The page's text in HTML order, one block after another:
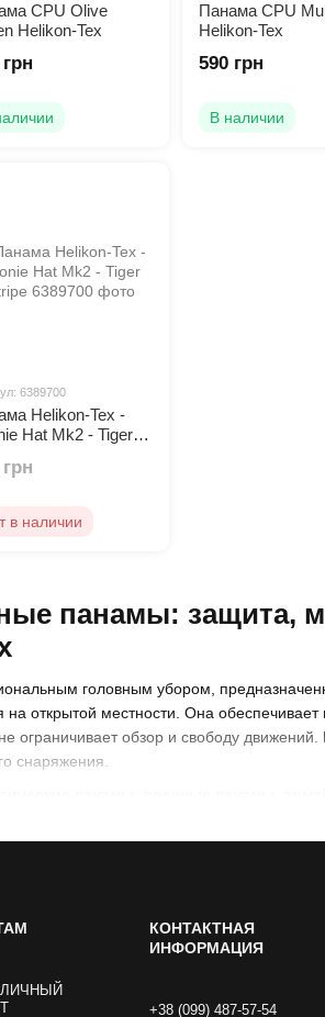
панамы: защита,
головным убором,
открытой местности. Она
ограничивает обзор и свободу движений.
снаряжения.
гарнитурами и другим снаряжением.
CPU Olive
Helikon-Tex
Панама CPU
Helikon-Tex
590 грн
В наличии
6389700
Helikon-Tex -
Hat Mk2 - Tiger
в наличии
КОНТАКТНАЯ
ИНФОРМАЦИЯ
+38 (099) 487-57-54